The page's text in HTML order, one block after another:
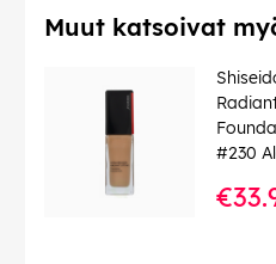
Muut katsoivat
#230